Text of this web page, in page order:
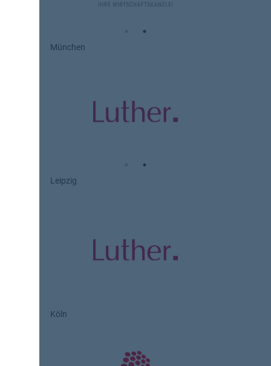
München
Leipzig
Köln